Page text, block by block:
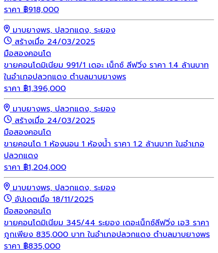
ราคา ฿918,000
มาบยางพร, ปลวกแดง, ระยอง
สร้างเมื่อ 24/03/2025
มือสองคอนโด
ขายคอนโดมิเนียม 991/1 เดอะ เน็กซ์ ลีฟวิ่ง ราคา 1.4 ล้านบาท
ในอำเภอปลวกแดง ตำบลมาบยางพร
ราคา ฿1,396,000
มาบยางพร, ปลวกแดง, ระยอง
สร้างเมื่อ 24/03/2025
มือสองคอนโด
ขายคอนโด 1 ห้องนอน 1 ห้องน้ำ ราคา 1.2 ล้านบาท ในอำเภอ
ปลวกแดง
ราคา ฿1,204,000
มาบยางพร, ปลวกแดง, ระยอง
อัปเดตเมื่อ 18/11/2025
มือสองคอนโด
ขายคอนโดมิเนียม 345/44 ระยอง เดอะเน็กซ์ลีฟวิ่ง เอ3 ราคา
ถูกเพียง 835,000 บาท ในอำเภอปลวกแดง ตำบลมาบยางพร
ราคา ฿835,000